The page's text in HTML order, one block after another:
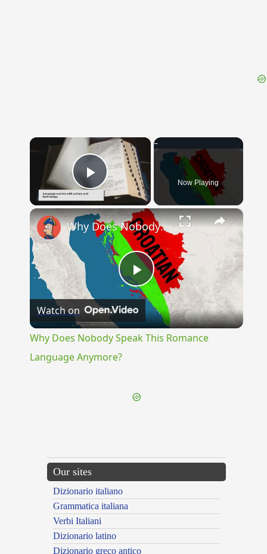
×
Play Video Now Playing
×
Play
Video
Why Does Nobody Speak This Romance Language Anymore?
Watch on
Why Does Nobody Speak This Romance
Language Anymore?
Our sites
Dizionario italiano
Grammatica italiana
Verbi Italiani
Dizionario latino
Dizionario greco antico